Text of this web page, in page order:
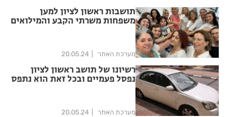
תושבות ראשון לציון למען
משפחות משרתי הקבע והמילואים
מערכת האתר 20.05.24
רשיונו של תושב ראשון לציון
נפסל פעמיים ובכל זאת הוא נתפס
מערכת האתר 20.05.24